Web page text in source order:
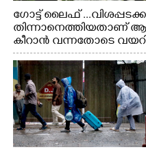
ഗോട്ട് ലൈഫ്
തിന്നാനെത്തിയതാണ്
കീറാൻ വന്നതോടെ
വേണ്ടിയായി ഓട്ടം.
നിന്നുള്ള കാഴ്ച